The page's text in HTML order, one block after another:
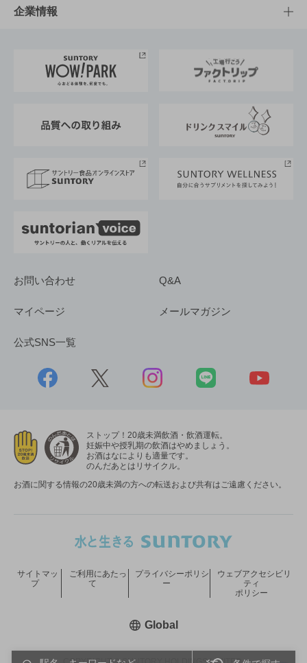
栄養成分一覧
工場見学
地域情報
サントリーホール
サントリーサンバーズ大阪
サステナビリティTOP
サントリーが考えるサステナビリティ経営
企業情報
企業概要
採用情報
お問い合わせ Q&A
マイページ メールマガジン
公式SNS一覧
ストップ！20歳未満飲酒・飲酒運転。
妊娠中や授乳期の飲酒はやめましょう。
お酒はなによりも適量です。
のんだあとはリサイクル。
お酒に関する情報の20歳未満の方への転送および共有はご遠慮ください。
サイトマッ
プ
ご利用にあたっ
て
プライバシーポリシ
ー
ウェブアクセシビリ
ティ
ポリシー
Global新しいウィンドウで開く